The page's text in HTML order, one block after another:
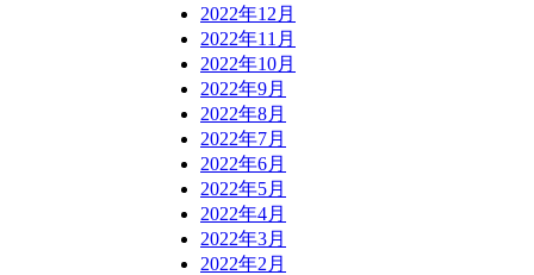
2022年12月
2022年11月
2022年10月
2022年9月
2022年8月
2022年7月
2022年6月
2022年5月
2022年4月
2022年3月
2022年2月